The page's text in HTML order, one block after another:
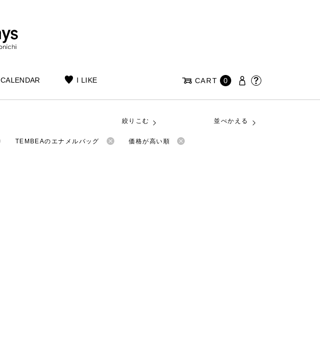
CALENDAR I LIKE CART 0
絞りこむ 並べかえる
TEMBEAのエナメルバッグ 価格が高い順